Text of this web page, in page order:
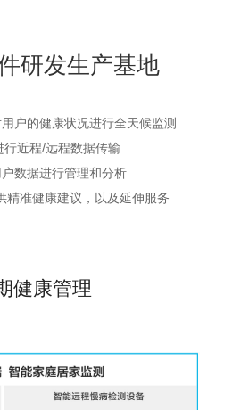
研发生产基地
户的健康状况进行全天候监测
行近程/远程数据传输
数据进行管理和分析
精准健康建议，以及延伸服务
健康管理